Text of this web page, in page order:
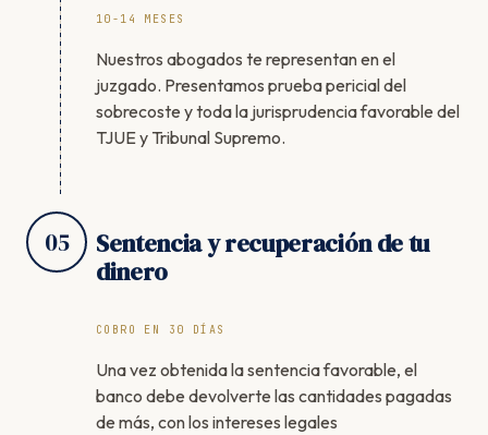
10-14 MESES
Nuestros abogados te representan en el
juzgado. Presentamos prueba pericial del
sobrecoste y toda la jurisprudencia favorable del
TJUE y Tribunal Supremo.
05
Sentencia y recuperación de tu
dinero
COBRO EN 30 DÍAS
Una vez obtenida la sentencia favorable, el
banco debe devolverte las cantidades pagadas
de más, con los intereses legales